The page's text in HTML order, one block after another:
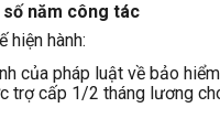
năm công tác
hiện hành:
của pháp luật về bảo
trợ cấp 1/2 tháng lương